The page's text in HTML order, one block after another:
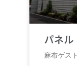
パネル
麻布ゲス